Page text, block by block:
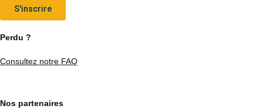
S'inscrire
Perdu ?
Consultez notre FAQ
Nos partenaires